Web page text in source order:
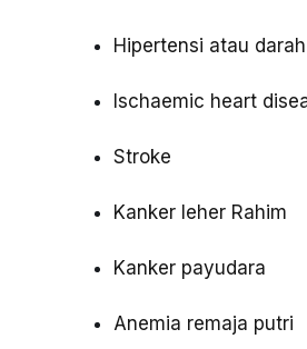
Hipertensi atau
Ischaemic heart
Stroke
Kanker leher Rahim
Kanker payudara
Anemia remaja putri